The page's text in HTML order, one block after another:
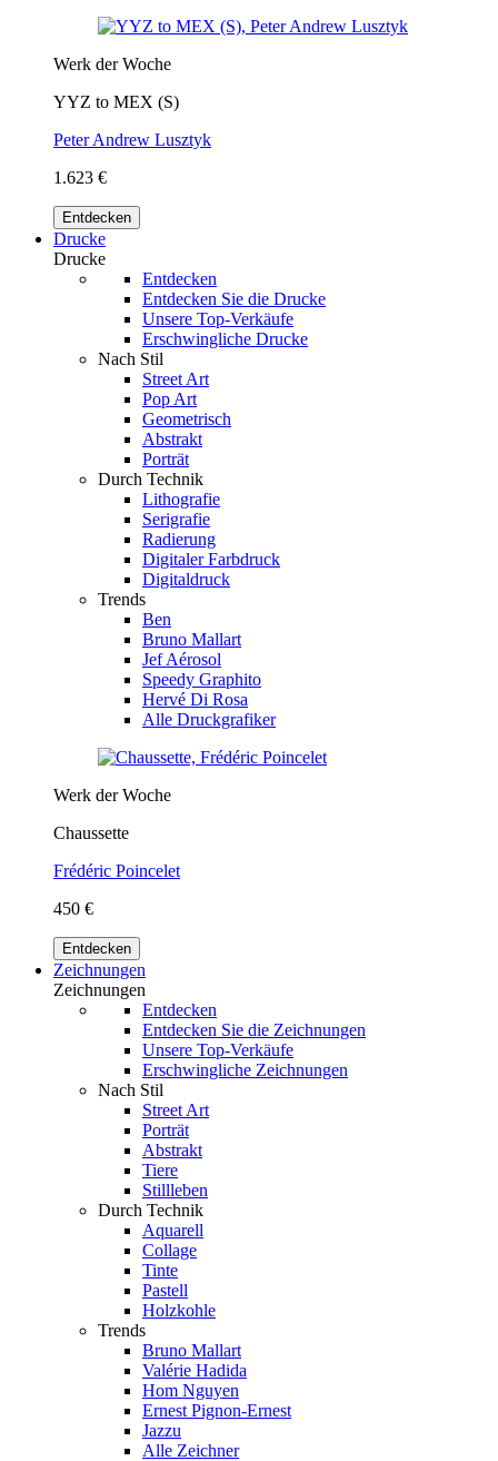
Werk der Woche
YYZ to MEX (S)
Peter Andrew Lusztyk
1.623 €
Entdecken
Drucke
Drucke
Entdecken
Entdecken Sie die Drucke
Unsere Top-Verkäufe
Erschwingliche Drucke
Nach Stil
Street Art
Pop Art
Geometrisch
Abstrakt
Porträt
Durch Technik
Lithografie
Serigrafie
Radierung
Digitaler Farbdruck
Digitaldruck
Trends
Ben
Bruno Mallart
Jef Aérosol
Speedy Graphito
Hervé Di Rosa
Alle Druckgrafiker
Werk der Woche
Chaussette
Frédéric Poincelet
450 €
Entdecken
Zeichnungen
Zeichnungen
Entdecken
Entdecken Sie die Zeichnungen
Unsere Top-Verkäufe
Erschwingliche Zeichnungen
Nach Stil
Street Art
Porträt
Abstrakt
Tiere
Stillleben
Durch Technik
Aquarell
Collage
Tinte
Pastell
Holzkohle
Trends
Bruno Mallart
Valérie Hadida
Hom Nguyen
Ernest Pignon-Ernest
Jazzu
Alle Zeichner